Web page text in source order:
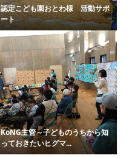
認定こども園おとわ様 活動サポ
ート
KoNG主管～子どものうちから知
っておきたいヒグマ...